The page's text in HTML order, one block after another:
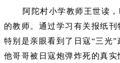
阿陀村小学教师王世读
的教师。通过学习有关报纸刊
特别是亲眼看到了日寇“三光
他哥哥被日寇炮弹炸死的真